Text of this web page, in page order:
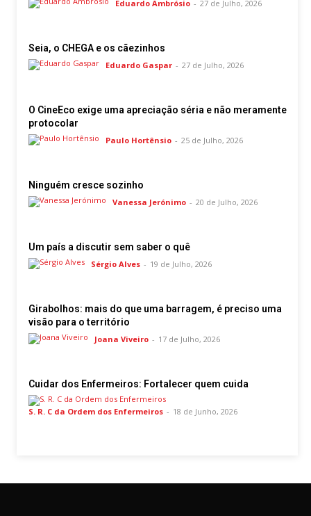
Eduardo Ambrósio - 27 de Julho, 2026
Seia, o CHEGA e os cãezinhos
Eduardo Gaspar - 27 de Julho, 2026
O CineEco exige uma apreciação séria e não meramente
protocolar
Paulo Hortênsio - 25 de Julho, 2026
Ninguém cresce sozinho
Vanessa Jerónimo - 20 de Julho, 2026
Um país a discutir sem saber o quê
Sérgio Alves - 19 de Julho, 2026
Girabolhos: mais do que uma barragem, é preciso uma
visão para o território
Joana Viveiro - 17 de Julho, 2026
Cuidar dos Enfermeiros: Fortalecer quem cuida
S. R. C da Ordem dos Enfermeiros - 18 de Junho, 2026